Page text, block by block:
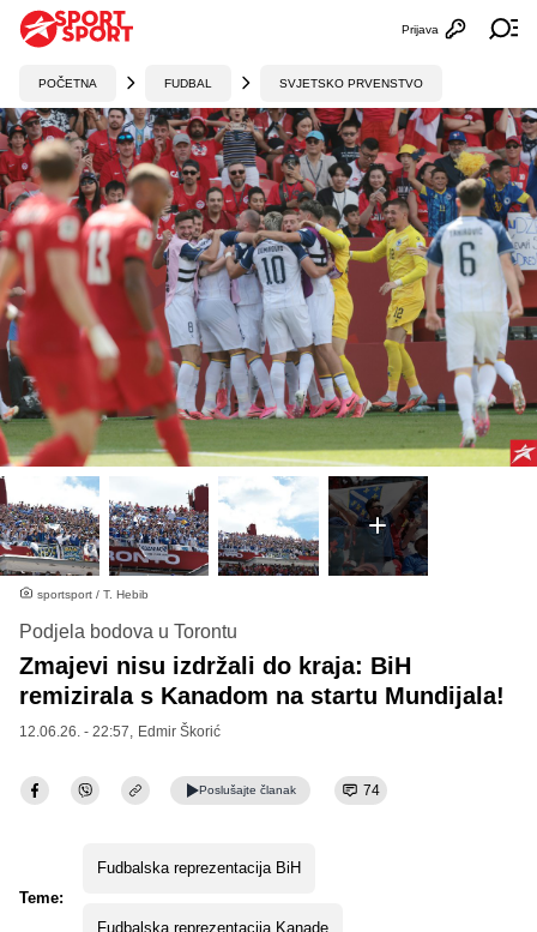
Otvori
Prijava
POČETNA FUDBAL SVJETSKO PRVENSTVO
sportsport / T. Hebib
Podjela bodova u Torontu
Zmajevi nisu izdržali do kraja: BiH
remizirala s Kanadom na startu Mundijala!
12.06.26. - 22:57, Edmir Škorić
Poslušajte članak 74
Teme:
Fudbalska reprezentacija BiH
Fudbalska reprezentacija Kanade